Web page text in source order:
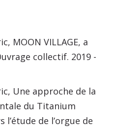
MOON VILLAGE, a
collectif. 2019 -
Une approche de la
du Titanium
l’étude de l’orgue de